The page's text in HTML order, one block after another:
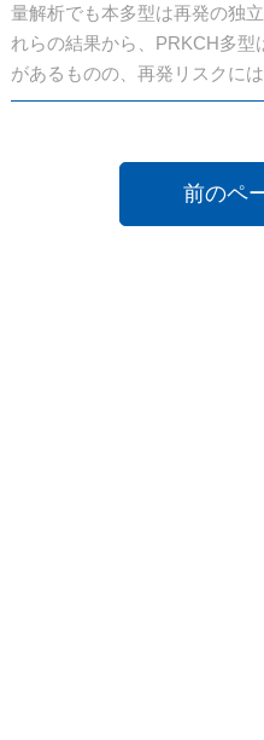
量解析でも本多型は再発の独
れらの結果から、PRKCH多
があるものの、再発リスクに
前のペ